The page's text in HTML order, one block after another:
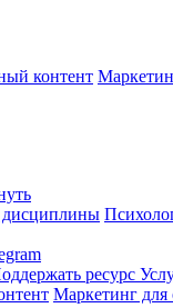
контент
ресурс
Маркетинг для